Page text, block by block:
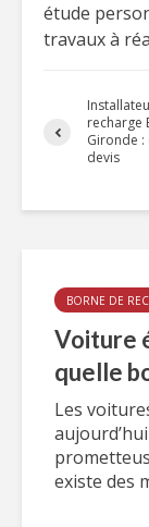
étude
travaux à
recharge
Gironde :
devis
BORNE DE
Voiture
quelle
Les
existe des